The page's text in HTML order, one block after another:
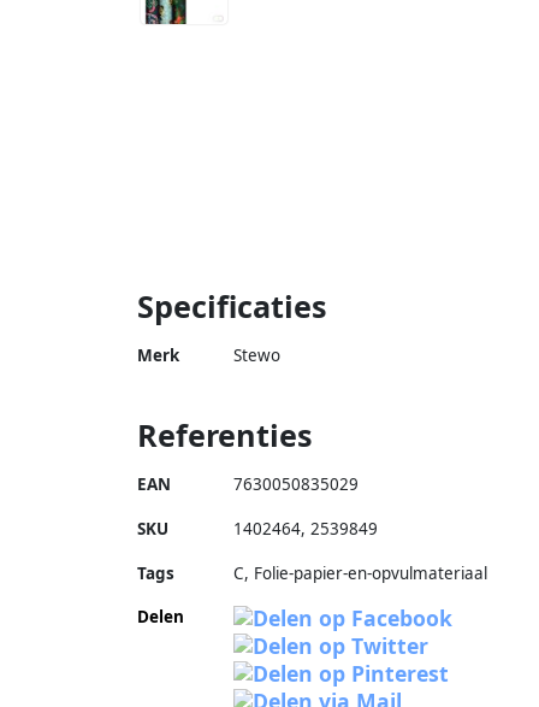
Specificaties
Merk Stewo
Referenties
EAN 7630050835029
SKU 1402464, 2539849
Tags
C, Folie-papier-en-opvulmateriaal
Delen